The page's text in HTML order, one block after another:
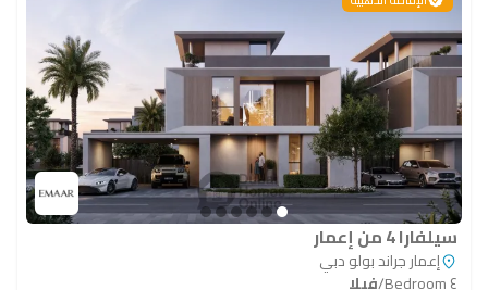
سيلفارا 4 من إعمار
إعمار جراند بولو دبي
٤ Bedroom
/فيلا